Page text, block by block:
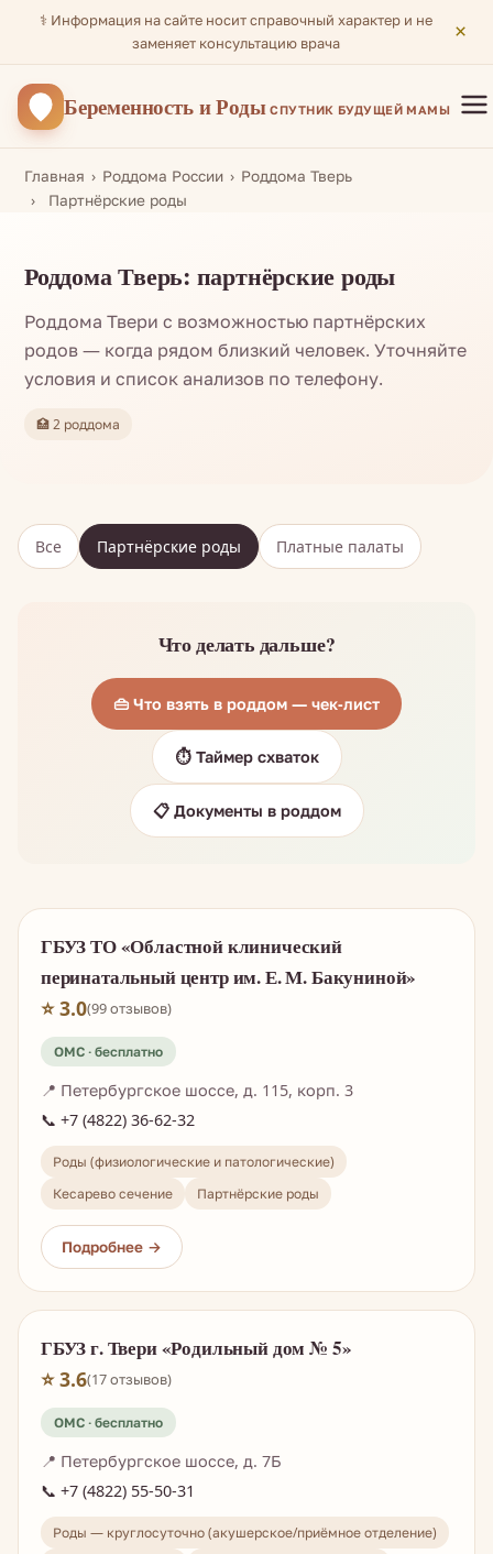
⚕️ Информация на сайте носит справочный характер и не
заменяет консультацию врача
×
Беременностьи Роды СПУТНИК БУДУЩЕЙ МАМЫ
Главная Роддома России
Роддома Тверь
Партнёрские роды
Роддома Тверь: партнёрские роды
Роддома Твери с возможностью партнёрских
родов — когда рядом близкий человек. Уточняйте
условия и список анализов по телефону.
🏥 2 роддома
Все Партнёрские роды Платные палаты
Что делать дальше?
👜 Что взять в роддом — чек-лист
⏱️ Таймер схваток
📋 Документы в роддом
ГБУЗ ТО «Областной клинический
перинатальный центр им. Е. М. Бакуниной»
⭐ 3.0(99 отзывов)
📍 Петербургское шоссе, д. 115, корп. 3
📞 +7 (4822) 36-62-32
Роды (физиологические и патологические)
Кесарево сечение
Партнёрские роды
ГБУЗ г. Твери «Родильный дом № 5»
⭐ 3.6(17 отзывов)
📍 Петербургское шоссе, д. 7Б
📞 +7 (4822) 55-50-31
Роды — круглосуточно (акушерское/приёмное отделение)